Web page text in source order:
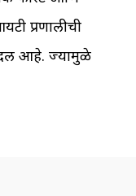
प्रणालीची
आहे. ज्यामुळे